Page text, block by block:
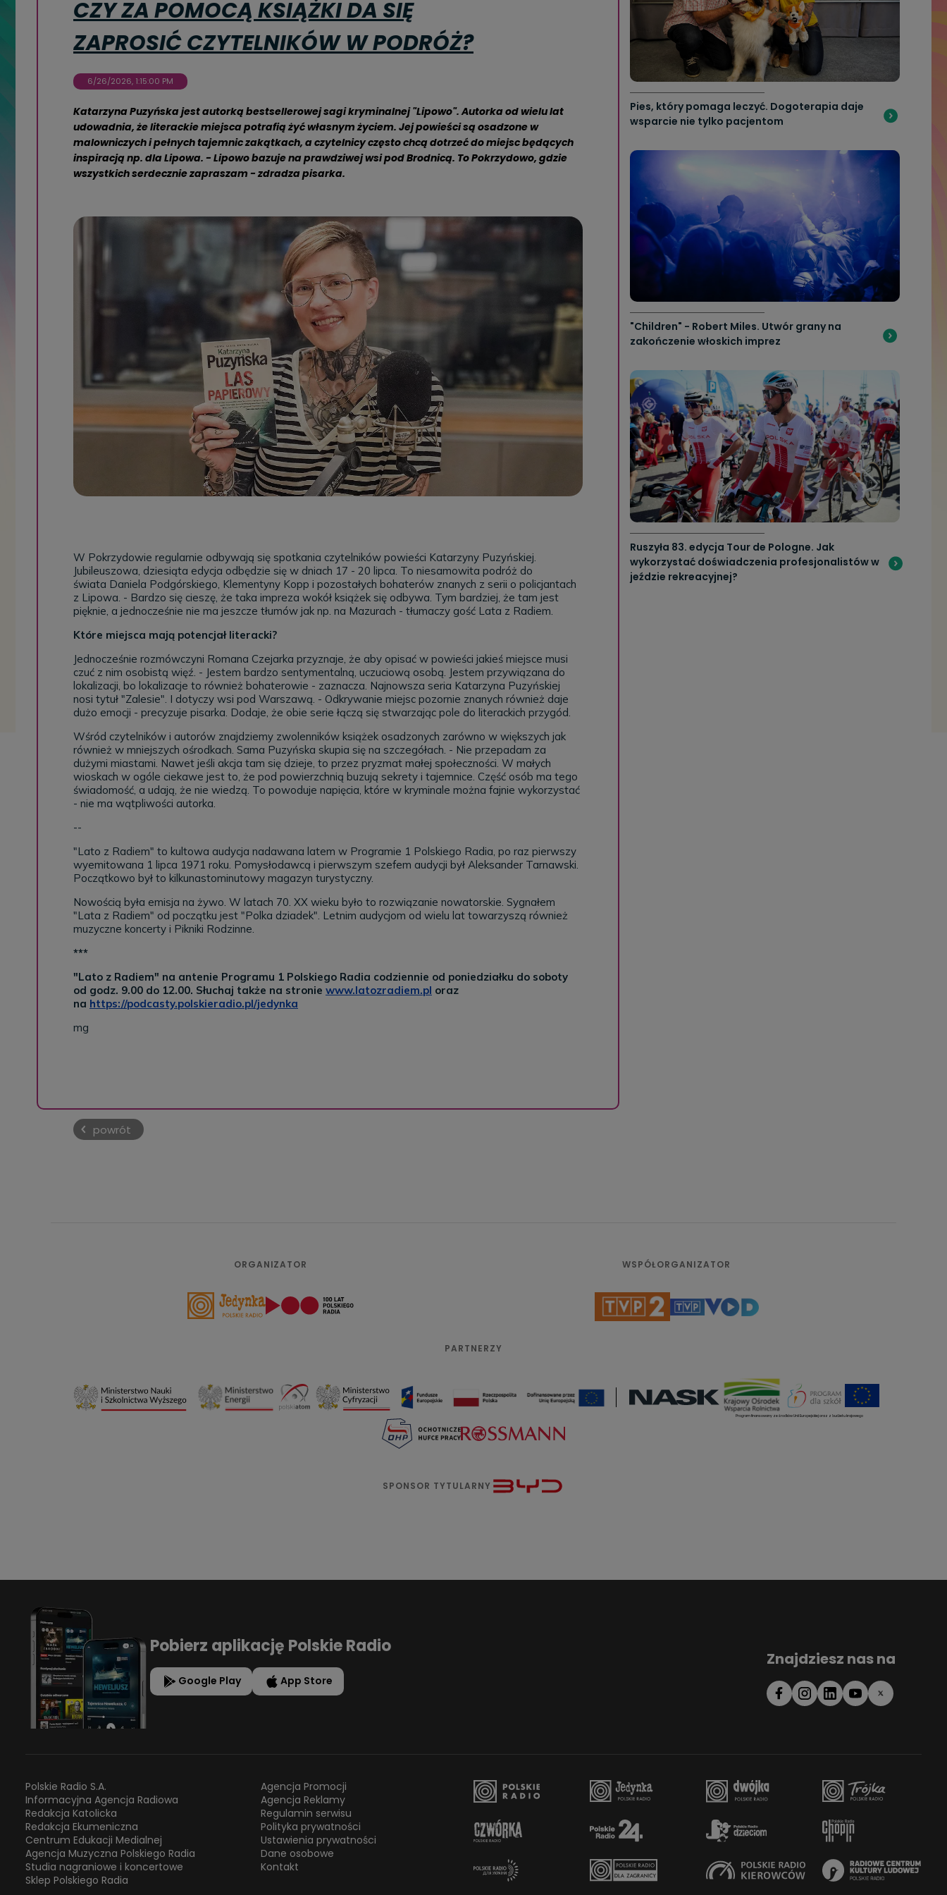
CZY ZA POMOCĄ KSIĄŻKI DA SIĘ
ZAPROSIĆ CZYTELNIKÓW W PODRÓŻ?
6/26/2026, 1:15:00 PM
Katarzyna Puzyńska jest autorką bestsellerowej sagi kryminalnej "Lipowo". Autorka od wielu lat
udowadnia, że literackie miejsca potrafią żyć własnym życiem. Jej powieści są osadzone w
malowniczych i pełnych tajemnic zakątkach, a czytelnicy często chcą dotrzeć do miejsc będących
inspiracją np. dla Lipowa. - Lipowo bazuje na prawdziwej wsi pod Brodnicą. To Pokrzydowo, gdzie
wszystkich serdecznie zapraszam - zdradza pisarka.
W Pokrzydowie regularnie odbywają się spotkania czytelników powieści Katarzyny Puzyńskiej.
Jubileuszowa, dziesiąta edycja odbędzie się w dniach 17 - 20 lipca. To niesamowita podróż do
świata Daniela Podgórskiego, Klementyny Kopp i pozostałych bohaterów znanych z serii o policjantach
z Lipowa. - Bardzo się cieszę, że taka impreza wokół książek się odbywa. Tym bardziej, że tam jest
pięknie, a jednocześnie nie ma jeszcze tłumów jak np. na Mazurach - tłumaczy gość Lata z Radiem.
Które miejsca mają potencjał literacki?
Jednocześnie rozmówczyni Romana Czejarka przyznaje, że aby opisać w powieści jakieś miejsce musi
czuć z nim osobistą więź. - Jestem bardzo sentymentalną, uczuciową osobą. Jestem przywiązana do
lokalizacji, bo lokalizacje to również bohaterowie - zaznacza. Najnowsza seria Katarzyna Puzyńskiej
nosi tytuł "Zalesie". I dotyczy wsi pod Warszawą. - Odkrywanie miejsc pozornie znanych również daje
dużo emocji - precyzuje pisarka. Dodaje, że obie serie łączą się stwarzając pole do literackich przygód.
Wśród czytelników i autorów znajdziemy zwolenników książek osadzonych zarówno w większych jak
również w mniejszych ośrodkach. Sama Puzyńska skupia się na szczegółach. - Nie przepadam za
dużymi miastami. Nawet jeśli akcja tam się dzieje, to przez pryzmat małej społeczności. W małych
wioskach w ogóle ciekawe jest to, że pod powierzchnią buzują sekrety i tajemnice. Część osób ma tego
świadomość, a udają, że nie wiedzą. To powoduje napięcia, które w kryminale można fajnie wykorzystać
- nie ma wątpliwości autorka.
--
"Lato z Radiem" to kultowa audycja nadawana latem w Programie 1 Polskiego Radia, po raz pierwszy
wyemitowana 1 lipca 1971 roku. Pomysłodawcą i pierwszym szefem audycji był Aleksander Tarnawski.
Początkowo był to kilkunastominutowy magazyn turystyczny.
Nowością była emisja na żywo. W latach 70. XX wieku było to rozwiązanie nowatorskie. Sygnałem
"Lata z Radiem" od początku jest "Polka dziadek". Letnim audycjom od wielu lat towarzyszą również
muzyczne koncerty i Pikniki Rodzinne.
***
"Lato z Radiem" na antenie Programu 1 Polskiego Radia codziennie od poniedziałku do soboty
od godz. 9.00 do 12.00. Słuchaj także na stronie www.latozradiem.pl oraz
na https://podcasty.polskieradio.pl/jedynka
mg
powrót
Pies, który pomaga leczyć. Dogoterapia daje
wsparcie nie tylko pacjentom
"Children" - Robert Miles. Utwór grany na
zakończenie włoskich imprez
Ruszyła 83. edycja Tour de Pologne. Jak
wykorzystać doświadczenia profesjonalistów w
jeździe rekreacyjnej?
ORGANIZATOR WSPÓŁORGANIZATOR
PARTNERZY
Program finansowany ze środków Unii Europejskiej oraz z budżetu krajowego
SPONSOR TYTULARNY
Pobierz aplikację Polskie Radio
Google Play App Store
Znajdziesz nas na
Polskie Radio S.A.
Informacyjna Agencja Radiowa
Redakcja Katolicka
Redakcja Ekumeniczna
Centrum Edukacji Medialnej
Agencja Muzyczna Polskiego Radia
Studia nagraniowe i koncertowe
Sklep Polskiego Radia
Agencja Promocji
Agencja Reklamy
Regulamin serwisu
Polityka prywatności
Ustawienia prywatności
Dane osobowe
Kontakt